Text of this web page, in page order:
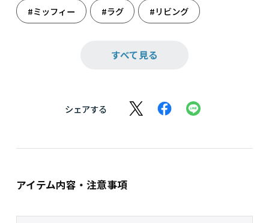
#ミッフィー #ラグ #リビング
すべて見る
シェアする
アイテム内容・注意事項